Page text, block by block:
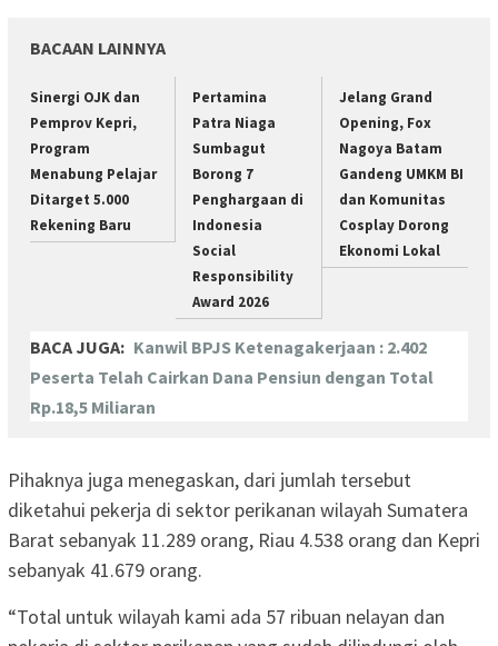
BACAAN LAINNYA
Sinergi OJK dan
Pemprov Kepri,
Program
Menabung Pelajar
Ditarget 5.000
Rekening Baru
Pertamina
Patra Niaga
Sumbagut
Borong 7
Penghargaan di
Indonesia
Social
Responsibility
Award 2026
Jelang Grand
Opening, Fox
Nagoya Batam
Gandeng UMKM BI
dan Komunitas
Cosplay Dorong
Ekonomi Lokal
BACA JUGA: Kanwil BPJS Ketenagakerjaan : 2.402
Peserta Telah Cairkan Dana Pensiun dengan Total
Rp.18,5 Miliaran
Pihaknya juga menegaskan, dari jumlah tersebut
diketahui pekerja di sektor perikanan wilayah Sumatera
Barat sebanyak 11.289 orang, Riau 4.538 orang dan Kepri
sebanyak 41.679 orang.
“Total untuk wilayah kami ada 57 ribuan nelayan dan